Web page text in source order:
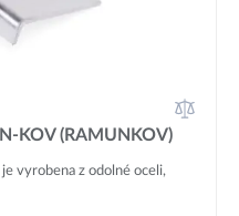
KOV (RAMUNKOV)
vyrobena z odolné oceli,